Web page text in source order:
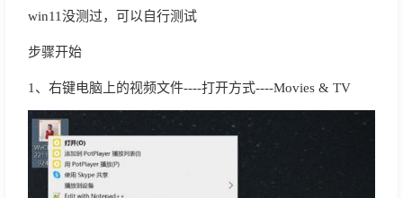
win11没测过，可以自行测试
步骤开始
1、右键电脑上的视频文件----打开方式----Movies & TV